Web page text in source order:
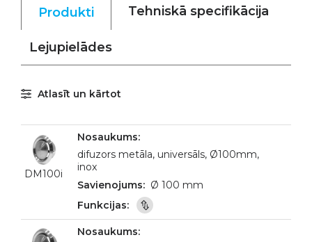
Produkti Tehniskā specifikācija
Lejupielādes
Atlasīt un kārtot
DM100i
difuzors metāla, universāls, Ø100mm,
inox
Ø 100 mm